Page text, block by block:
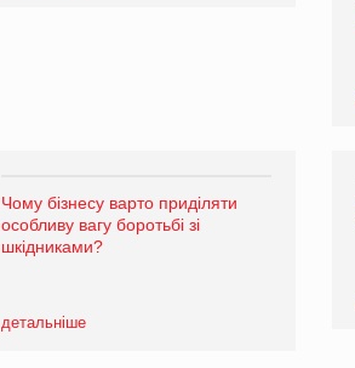
Чому бізнесу варто приділяти
особливу вагу боротьбі зі
шкідниками?
детальніше